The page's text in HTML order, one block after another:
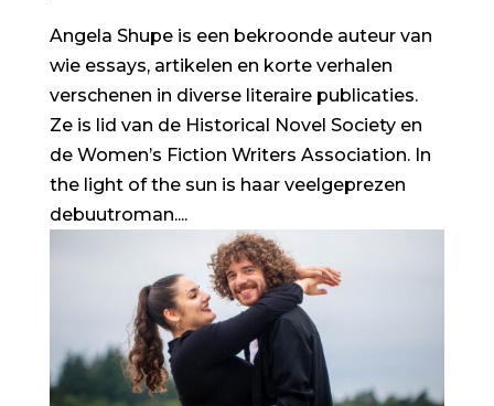
Angela Shupe is een bekroonde auteur van
wie essays, artikelen en korte verhalen
verschenen in diverse literaire publicaties.
Ze is lid van de Historical Novel Society en
de Women’s Fiction Writers Association. In
the light of the sun is haar veelgeprezen
debuutroman....